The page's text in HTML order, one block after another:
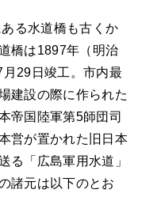
る水道橋も古くか
橋は1897年（明治
29日竣工。市内最
建設の際に作られた
帝国陸軍第5師団司
営が置かれた旧日本
る「広島軍用水道」
諸元は以下のとお